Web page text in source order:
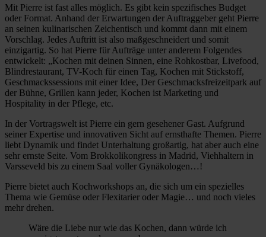
Mit Pierre ist fast alles möglich. Es gibt kein spezifisches Budget
oder Format. Anhand der Erwartungen der Auftraggeber geht Pierre
an seinen kulinarischen Zeichentisch und kommt dann mit einem
Vorschlag. Jedes Auftritt ist also maßgeschneidert und somit
einzigartig. So hat Pierre für Aufträge unter anderem Folgendes
entwickelt: „Kochen mit deinen Sinnen, eine Rohkostbar, Livefood,
Blindrestaurant, TV-Koch für einen Tag, Kochen mit Stickstoff,
Geschmackssessions mit einer Idee, Der Geschmacksfreizeitpark auf
der Bühne, Grillen kann jeder, Kochen ist Marketing und
Hospitality in der Pflege, etc.
In der Vortragswelt ist Pierre ein gern gesehener Gast. Aufgrund
seiner Expertise und innovativen Sicht auf ernsthafte Themen. Pierre
liebt Dynamik und findet Unterhaltung großartig, hat aber auch eine
sehr ernste Seite. Vom Brokkolikongress in Madrid, Viehhaltern in
Varsseveld bis zu einem Saal voller Gynäkologen…!
Pierre bietet auch Kochworkshops an, die sich um ein spezielles
Thema wie Gemüse oder Flexitarier oder Magie… und noch vieles
mehr drehen.
Wäre die Liebe nur wie das Kochen, dann würde ich